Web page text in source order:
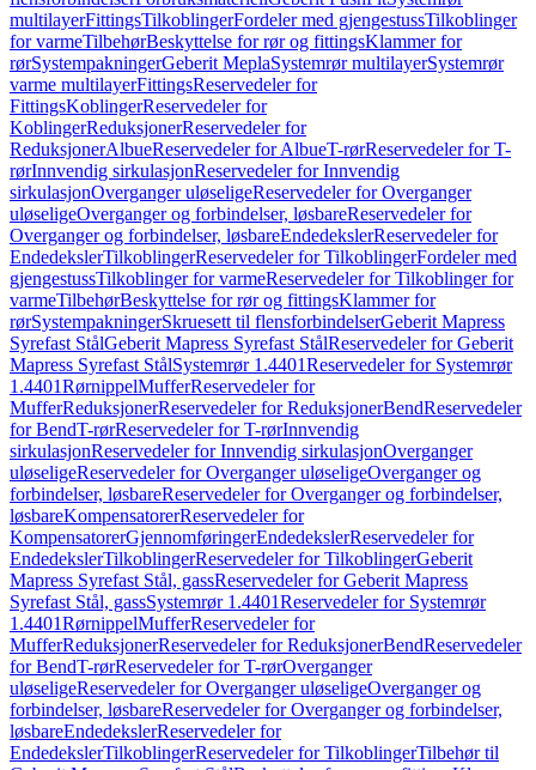
multilayerFittingsTilkoblingerFordeler med gjengestussTilkoblinger
for varmeTilbehørBeskyttelse for rør og fittingsKlammer for
rørSystempakningerGeberit MeplaSystemrør multilayerSystemrør
varme multilayerFittingsReservedeler for
FittingsKoblingerReservedeler for
KoblingerReduksjonerReservedeler for
ReduksjonerAlbueReservedeler for AlbueT-rørReservedeler for T-
rørInnvendig sirkulasjonReservedeler for Innvendig
sirkulasjonOverganger uløseligeReservedeler for Overganger
uløseligeOverganger og forbindelser, løsbareReservedeler for
Overganger og forbindelser, løsbareEndedekslerReservedeler for
EndedekslerTilkoblingerReservedeler for TilkoblingerFordeler med
gjengestussTilkoblinger for varmeReservedeler for Tilkoblinger for
varmeTilbehørBeskyttelse for rør og fittingsKlammer for
rørSystempakningerSkruesett til flensforbindelserGeberit Mapress
Syrefast StålGeberit Mapress Syrefast StålReservedeler for Geberit
Mapress Syrefast StålSystemrør 1.4401Reservedeler for Systemrør
1.4401RørnippelMufferReservedeler for
MufferReduksjonerReservedeler for ReduksjonerBendReservedeler
for BendT-rørReservedeler for T-rørInnvendig
sirkulasjonReservedeler for Innvendig sirkulasjonOverganger
uløseligeReservedeler for Overganger uløseligeOverganger og
forbindelser, løsbareReservedeler for Overganger og forbindelser,
løsbareKompensatorerReservedeler for
KompensatorerGjennomføringerEndedekslerReservedeler for
EndedekslerTilkoblingerReservedeler for TilkoblingerGeberit
Mapress Syrefast Stål, gassReservedeler for Geberit Mapress
Syrefast Stål, gassSystemrør 1.4401Reservedeler for Systemrør
1.4401RørnippelMufferReservedeler for
MufferReduksjonerReservedeler for ReduksjonerBendReservedeler
for BendT-rørReservedeler for T-rørOverganger
uløseligeReservedeler for Overganger uløseligeOverganger og
forbindelser, løsbareReservedeler for Overganger og forbindelser,
løsbareEndedekslerReservedeler for
EndedekslerTilkoblingerReservedeler for TilkoblingerTilbehør til